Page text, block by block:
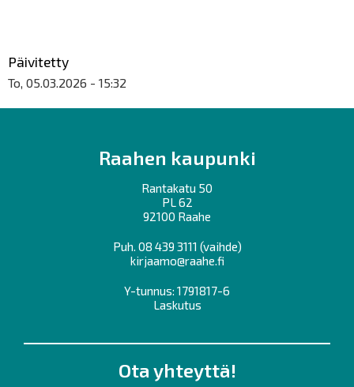
Päivitetty
To, 05.03.2026 - 15:32
Raahen kaupunki
Rantakatu 50
PL 62
92100 Raahe
Puh. 08 439 3111 (vaihde)
kirjaamo@raahe.fi
Y-tunnus: 1791817-6
Laskutus
Ota yhteyttä!